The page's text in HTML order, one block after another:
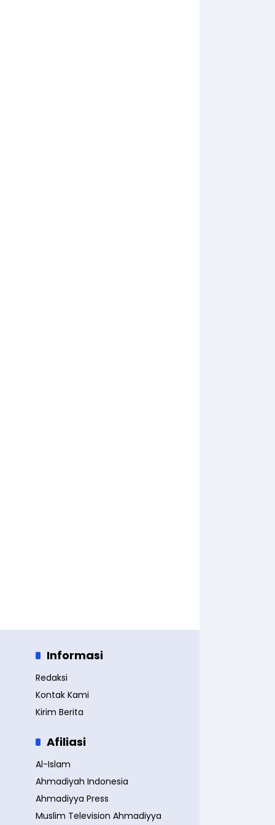
Informasi
Redaksi
Kontak Kami
Kirim Berita
Afiliasi
Al-Islam
Ahmadiyah Indonesia
Ahmadiyya Press
Muslim Television Ahmadiyya